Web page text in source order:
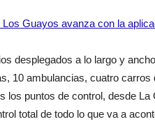
Los Guayos avanza con la
desplegados a lo largo y
10 ambulancias, cuatro
los puntos de control, desde
total de todo lo que va a